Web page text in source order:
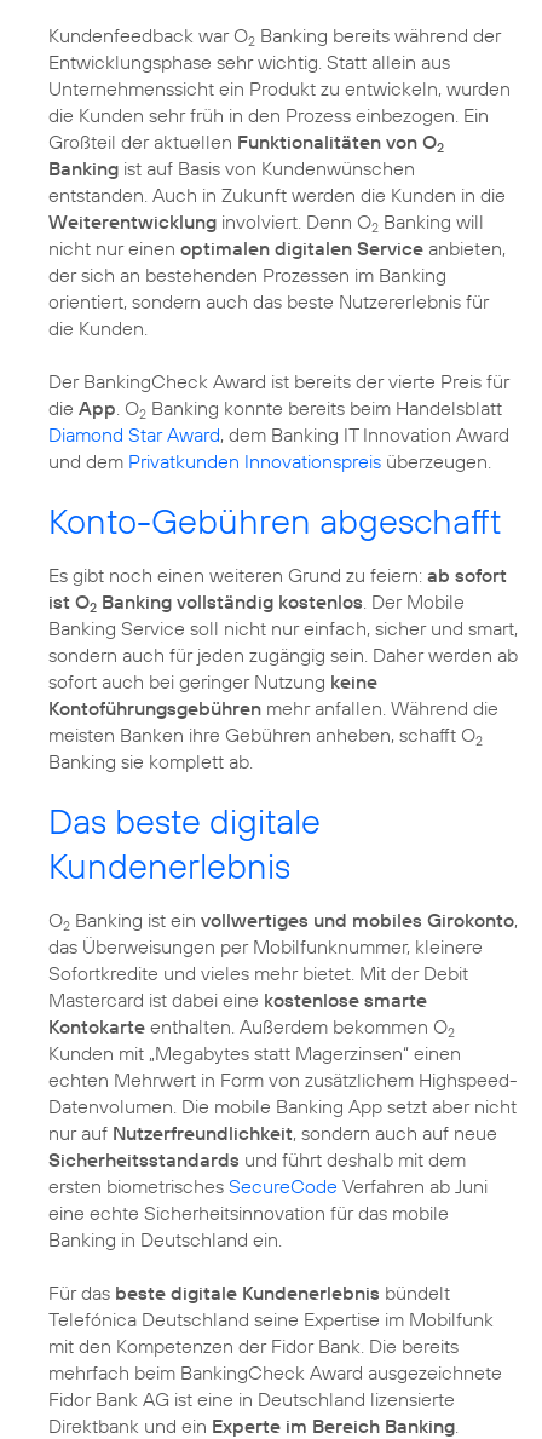
Kundenfeedback war O2 Banking bereits während der
Entwicklungsphase sehr wichtig. Statt allein aus
Unternehmenssicht ein Produkt zu entwickeln, wurden
die Kunden sehr früh in den Prozess einbezogen. Ein
Großteil der aktuellen Funktionalitäten von O2
Banking ist auf Basis von Kundenwünschen
entstanden. Auch in Zukunft werden die Kunden in die
Weiterentwicklung involviert. Denn O2 Banking will
nicht nur einen optimalen digitalen Service anbieten,
der sich an bestehenden Prozessen im Banking
orientiert, sondern auch das beste Nutzererlebnis für
die Kunden.
Der BankingCheck Award ist bereits der vierte Preis für
die App . O2 Banking konnte bereits beim Handelsblatt
Diamond Star Award, dem Banking IT Innovation Award
und dem Privatkunden Innovationspreis überzeugen.
Konto-Gebühren abgeschafft
Es gibt noch einen weiteren Grund zu feiern: ab sofort
ist O2 Banking vollständig kostenlos . Der Mobile
Banking Service soll nicht nur einfach, sicher und smart,
sondern auch für jeden zugängig sein. Daher werden ab
sofort auch bei geringer Nutzung keine
Kontoführungsgebühren mehr anfallen. Während die
meisten Banken ihre Gebühren anheben, schafft O2
Banking sie komplett ab.
Das beste digitale
Kundenerlebnis
O2 Banking ist ein vollwertiges und mobiles Girokonto,
das Überweisungen per Mobilfunknummer, kleinere
Sofortkredite und vieles mehr bietet. Mit der Debit
Mastercard ist dabei eine kostenlose smarte
Kontokarte enthalten. Außerdem bekommen O2
Kunden mit „Megabytes statt Magerzinsen“ einen
echten Mehrwert in Form von zusätzlichem Highspeed-
Datenvolumen. Die mobile Banking App setzt aber nicht
nur auf Nutzerfreundlichkeit, sondern auch auf neue
Sicherheitsstandards und führt deshalb mit dem
ersten biometrisches SecureCode Verfahren ab Juni
eine echte Sicherheitsinnovation für das mobile
Banking in Deutschland ein.
Für das beste digitale Kundenerlebnis bündelt
Telefónica Deutschland seine Expertise im Mobilfunk
mit den Kompetenzen der Fidor Bank. Die bereits
mehrfach beim BankingCheck Award ausgezeichnete
Fidor Bank AG ist eine in Deutschland lizensierte
Direktbank und ein Experte im Bereich Banking